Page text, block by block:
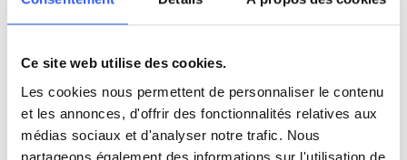
Ce site web utilise des cookies.
Les cookies nous permettent de personnaliser le contenu
et les annonces, d'offrir des fonctionnalités relatives aux
médias sociaux et d'analyser notre trafic. Nous
partageons également des informations sur l'utilisation de
Économie